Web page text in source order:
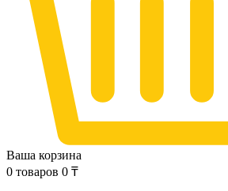
Ваша корзина
0 товаров 0 ₸